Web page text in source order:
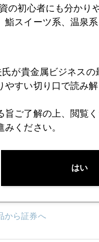
から証券へ
の初心者にも分かり
スイーツ系、温泉系
が貴金属ビジネス
すい切り口で読み
ご了解の上、閲覧く
ください。
はい